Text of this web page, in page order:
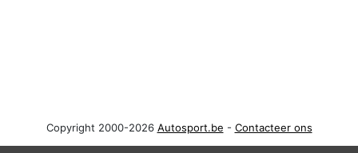
Copyright 2000-2026 Autosport.be - Contacteer ons